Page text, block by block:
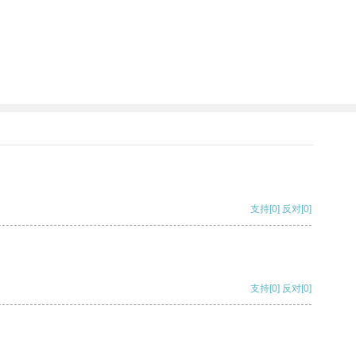
支持[0] 反对[0]
支持[0] 反对[0]